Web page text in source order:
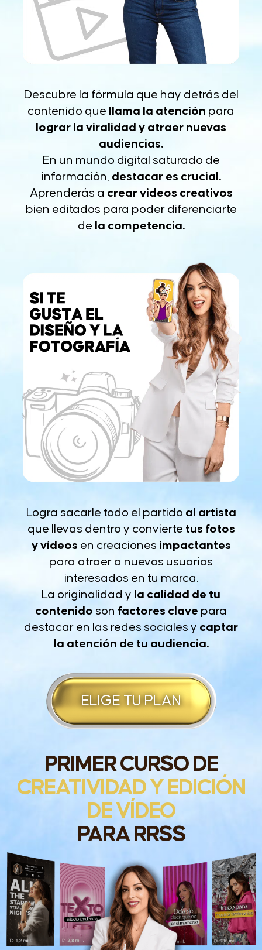
Descubre la fórmula que hay detrás del
contenido que
llama la atención para
lograr la viralidad y atraer nuevas
audiencias.
En un mundo digital saturado de
información, destacar es crucial.
Aprenderás a crear videos creativos
bien editados para poder diferenciarte
de la competencia.
Logra sacarle todo el partido al artista
que llevas dentro y convierte tus fotos
y vídeos en creaciones impactantes
para atraer a nuevos usuarios
interesados en tu marca.
La originalidad y la calidad de tu
contenido son factores clave para
destacar en las redes sociales y captar
la atención de tu audiencia.
ELIGE TU PLAN
PRIMER CURSO DE
CREATIVIDAD Y EDICIÓN
DE VÍDEO
PARA RRSS